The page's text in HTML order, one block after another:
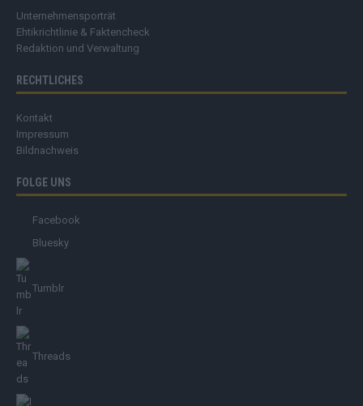
Unternehmensporträt
Ehtikrichtlinie & Faktencheck
Redaktion und Verwaltung
RECHTLICHES
Kontakt
Impressum
Bildnachweis
FOLGE UNS
Facebook
Bluesky
Tumblr
Threads